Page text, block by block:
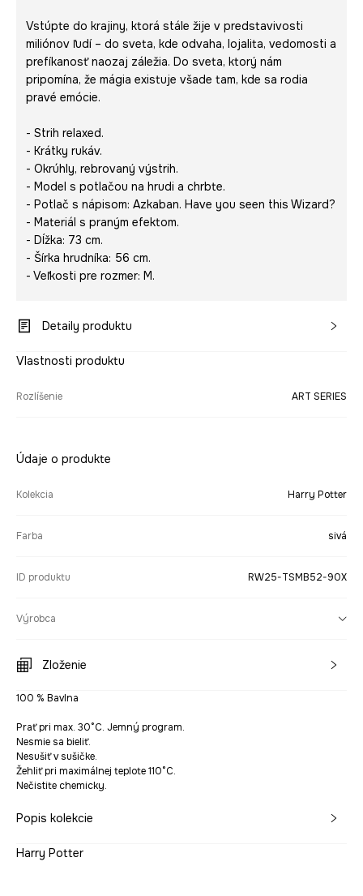
Vstúpte do krajiny, ktorá stále žije v predstavivosti
miliónov ľudí – do sveta, kde odvaha, lojalita, vedomosti a
prefíkanosť naozaj záležia. Do sveta, ktorý nám
pripomína, že mágia existuje všade tam, kde sa rodia
pravé emócie.
- Strih relaxed.
- Krátky rukáv.
- Okrúhly, rebrovaný výstrih.
- Model s potlačou na hrudi a chrbte.
- Potlač s nápisom: Azkaban. Have you seen this Wizard?
- Materiál s praným efektom.
- Dĺžka: 73 cm.
- Šírka hrudníka: 56 cm.
- Veľkosti pre rozmer: M.
Detaily produktu
Vlastnosti produktu
Rozlíšenie ART SERIES
Údaje o produkte
Kolekcia Harry Potter
Farba sivá
ID produktu RW25-TSMB52-90X
Výrobca
Zloženie
100 % Bavlna
Prať pri max. 30°C. Jemný program.
Nesmie sa bieliť.
Nesušiť v sušičke.
Žehliť pri maximálnej teplote 110°C.
Nečistite chemicky.
Popis kolekcie
Harry Potter